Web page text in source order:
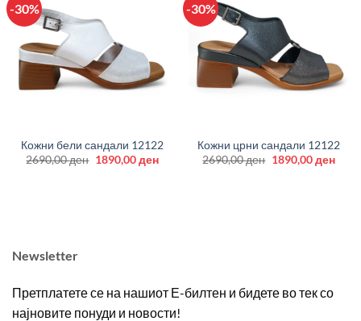
-30%
Кожни бели сандали 12122
2690,00ден Original
1890,00денCurrent
-30%
Кожни црни сандали 12122
2690,00ден Original
1890,00ден
Newsletter
Претплатете се на нашиот Е-билтен и бидете во тек со
најновите понуди и новости!